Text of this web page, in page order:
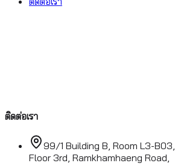
ติดต่อเรา
99/1 Building B, Room L3-B03,
Floor 3rd, Ramkhamhaeng Road,